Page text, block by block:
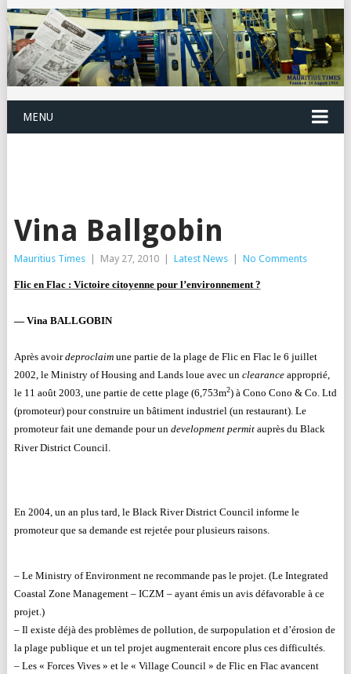
MENU
Vina Ballgobin
Mauritius Times May 27, 2010 Latest News No Comments
Flic en Flac : Victoire citoyenne pour l’environnement ?
— Vina BALLGOBIN
Après avoirdeproclaimune partie de la plage de Flic en Flac le 6 juillet
2002, le Ministry of Housing and Lands loue avec un clearanceapproprié,
le 11 août 2003, une partie de cette plage (6,753m2) à Cono Cono & Co. Ltd
(promoteur) pour construire un bâtiment industriel (un restaurant). Le
promoteur fait une demande pour un development permitauprès du Black
River District Council.
En 2004, un an plus tard, le Black River District Council informe le
promoteur que sa demande est rejetée pour plusieurs raisons.
– Le Ministry of Environment ne recommande pas le projet. (Le Integrated
Coastal Zone Management – ICZM – ayant émis un avis défavorable à ce
projet.)
– Il existe déjà des problèmes de pollution, de surpopulation et d’érosion de
la plage publique et un tel projet augmenterait encore plus ces difficultés.
– Les « Forces Vives » et le « Village Council » de Flic en Flac avancent